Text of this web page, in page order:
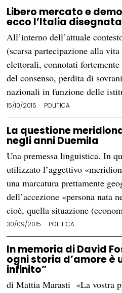
Libero mercato e
ecco l’Italia
All’interno dell’attuale
(scarsa partecipazione alla
elettorali, connotati
del consenso, perdita di
nazionali in funzione delle
15/10/2015 POLITICA
La questione
negli anni Duemila
Una premessa linguistica. In
utilizzato l’aggettivo
una marcatura prettamente
dell’accezione «persona nata
cioè, quella situazione
30/09/2015 POLITICA
In memoria di David
ogni storia d’amore è
infinito”
di Mattia Marasti «La vostra